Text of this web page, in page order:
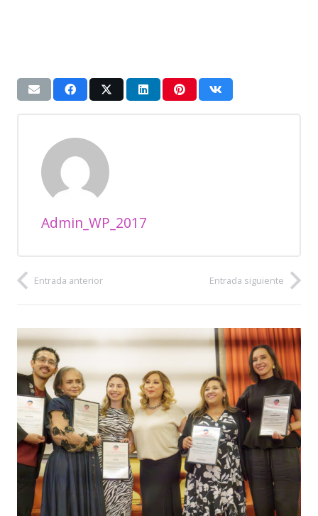
Admin_WP_2017
Entrada anterior Entrada siguiente